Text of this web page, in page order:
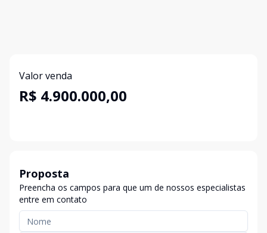
Valor venda
R$ 4.900.000,00
Proposta
Preencha os campos para que um de nossos especialistas
entre em contato